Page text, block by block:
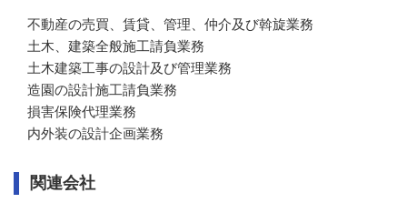
不動産の売買、賃貸、管理、仲介及び斡旋業務
土木、建築全般施工請負業務
土木建築工事の設計及び管理業務
造園の設計施工請負業務
損害保険代理業務
内外装の設計企画業務
関連会社